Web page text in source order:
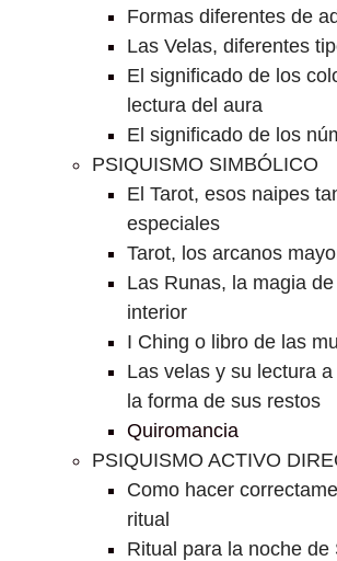
Formas diferentes de
Las Velas, diferentes
El significado de los
lectura del aura
El significado de los
PSIQUISMO SIMBÓLICO
El Tarot, esos naipes
especiales
Tarot, los arcanos
Las Runas, la magia
interior
I Ching o libro de las
Las velas y su lectura
la forma de sus restos
Quiromancia
PSIQUISMO ACTIVO
Como hacer
ritual
Ritual para la noche de